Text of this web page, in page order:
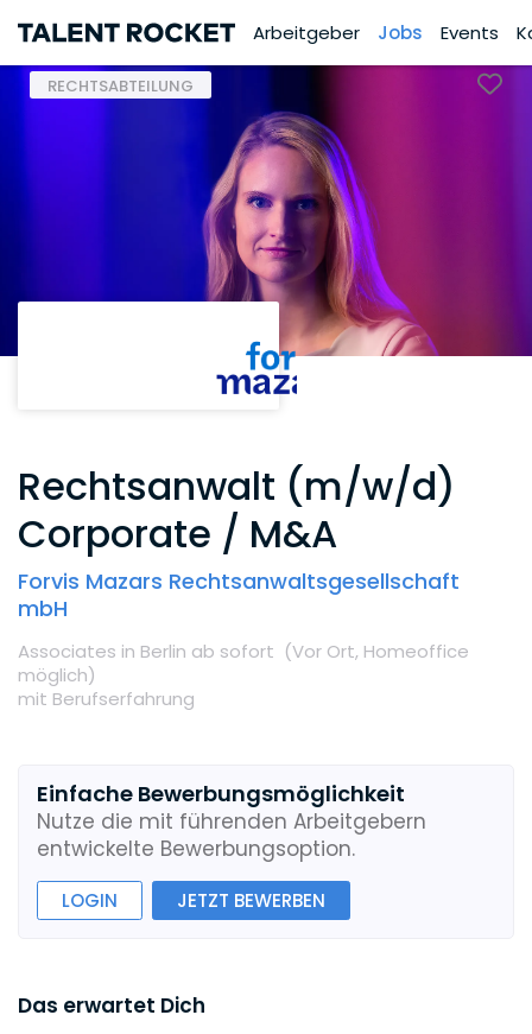
Arbeitgeber Jobs Events
RECHTSABTEILUNG
Rechtsanwalt (m/w/d)
Corporate / M&A
Forvis Mazars Rechtsanwaltsgesellschaft
mbH
Associates in Berlin ab sofort (Vor Ort, Homeoffice
möglich)
mit Berufserfahrung
Einfache Bewerbungsmöglichkeit
Nutze die mit führenden Arbeitgebern
entwickelte Bewerbungsoption.
LOGIN JETZT BEWERBEN
Das erwartet Dich